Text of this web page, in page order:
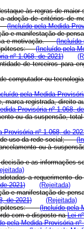
às regras de
de critérios de
(Incluído pela Medida
e manifestação de
e motivação.(Incluído
hipóteses:(Incluído pela
nº 1.068, de 2021)
de terceiros
computador ou
pela Medida
marca registrada,
Provisória nº 1.068,
ou da suspensão,
Provisória nº 1.068, de
de uso da rede social;
ou à
e as informações
a requerimento
2021)
(Rejeitada)
e manifestação de
de 2021)
(Rejeitada)
hipóteses:(Incluído pela
com o disposto naLei
pela Medida Provisória nº